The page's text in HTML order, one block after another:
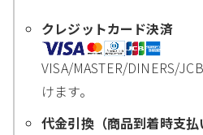
クレジットカード決済
VISA/MASTER/DINERS/
けます。
代金引換（商品到着時支払